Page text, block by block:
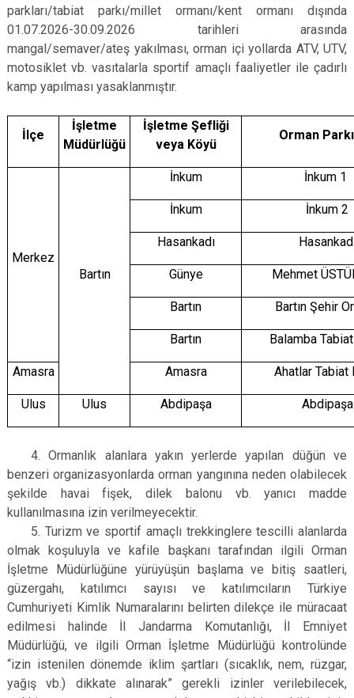
parkları/tabiat parkı/millet ormanı/kent ormanı dışında
01.07.2026-30.09.2026 tarihleri arasında
mangal/semaver/ateş yakılması, orman içi yollarda ATV, UTV,
motosiklet vb. vasıtalarla sportif amaçlı faaliyetler ile çadırlı
kamp yapılması yasaklanmıştır.
İlçe
İşletme
Müdürlüğü
İşletme Şefliği
veya Köyü
Orman Parkı
Merkez
Bartın
İnkum İnkum 1
İnkum İnkum 2
Hasankadı
Günye Mehmet
Bartın Bartın Şehir
Bartın Balamba
Amasra Amasra Ahatlar Tabiat
Ulus Ulus Abdipaşa Abdipaşa
4. Ormanlık alanlara yakın yerlerde yapılan düğün ve
benzeri organizasyonlarda orman yangınına neden olabilecek
şekilde havai fişek, dilek balonu vb. yanıcı madde
kullanılmasına izin verilmeyecektir.
5. Turizm ve sportif amaçlı trekkinglere tescilli alanlarda
olmak koşuluyla ve kafile başkanı tarafından ilgili Orman
İşletme Müdürlüğüne yürüyüşün başlama ve bitiş saatleri,
güzergahı, katılımcı sayısı ve katılımcıların Türkiye
Cumhuriyeti Kimlik Numaralarını belirten dilekçe ile müracaat
edilmesi halinde İl Jandarma Komutanlığı, İl Emniyet
Müdürlüğü, ve ilgili Orman İşletme Müdürlüğü kontrolünde
“izin istenilen dönemde iklim şartları (sıcaklık, nem, rüzgar,
yağış vb.) dikkate alınarak” gerekli izinler verilebilecek,